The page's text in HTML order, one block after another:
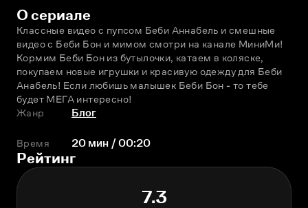
О сериале
Классные видео с пупсом Беби Аннабель и смешные
видео с Беби Бон и мимом смотри на канале МиниМи!
Кормим Беби Бон из бутылочки, катаем в коляске,
покупаем новые игрушки и красивую одежду для Беби
Анабель! Если любишь малышек Беби Бон - то тебе
будет МЕГА интересно!
Жанр
Блог
Время 20 мин / 00:20
Рейтинг
7.3